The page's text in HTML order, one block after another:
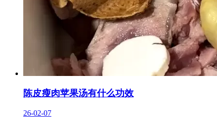
陈皮瘦肉苹果汤有什么功效
26-02-07